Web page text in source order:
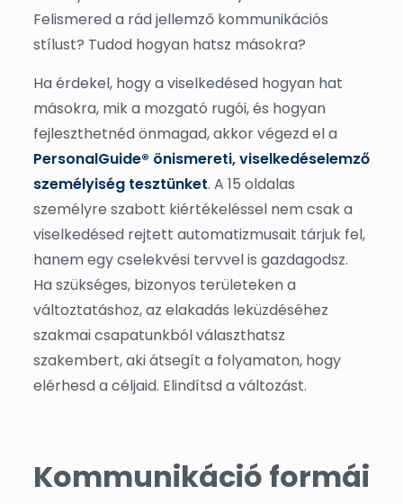
Felismered a rád jellemző kommunikációs
stílust? Tudod hogyan hatsz másokra?
Ha érdekel, hogy a viselkedésed hogyan hat
másokra, mik a mozgató rugói, és hogyan
fejleszthetnéd önmagad, akkor végezd el a
PersonalGuide® önismereti, viselkedéselemző
személyiség tesztünket. A 15 oldalas
személyre szabott kiértékeléssel nem csak a
viselkedésed rejtett automatizmusait tárjuk fel,
hanem egy cselekvési tervvel is gazdagodsz.
Ha szükséges, bizonyos területeken a
változtatáshoz, az elakadás leküzdéséhez
szakmai csapatunkból választhatsz
szakembert, aki átsegít a folyamaton, hogy
elérhesd a céljaid. Elindítsd a változást.
Kommunikáció formái